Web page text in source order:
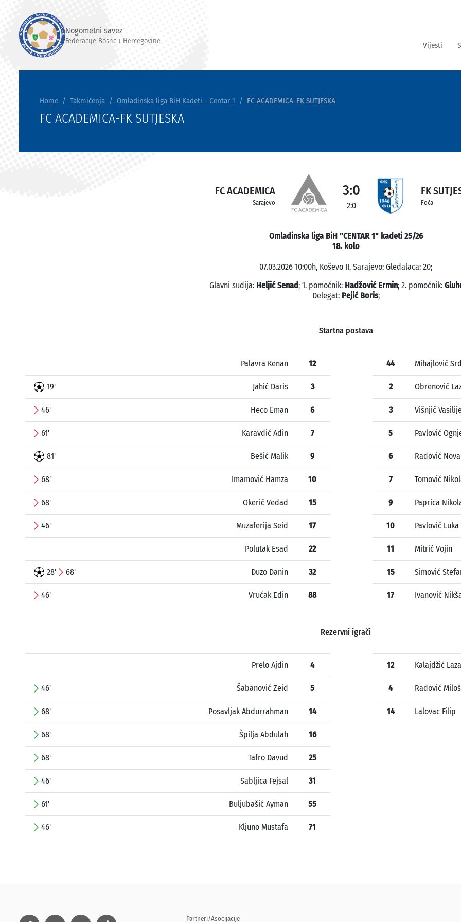
Nogometni savez
Federacije Bosne i Hercegovine Vijesti
Home Takmičenja Omladinska liga BiH Kadeti - Centar 1 FC ACADEMICA-FK SUTJESKA
FC ACADEMICA-FK SUTJESKA
FC ACADEMICA
Sarajevo
3:0
2:0
FK
Foča
Omladinska liga BiH "CENTAR 1" kadeti 25/26
18. kolo
07.03.2026 10:00h, Koševo II, Sarajevo; Gledalaca: 20;
Glavni sudija: Heljić Senad; 1. pomoćnik: Hadžović Ermin; 2. pomoćnik:
Delegat: Pejić Boris;
Startna postava
Palavra Kenan 12
19' Jahić Daris 3
46' Heco Eman 6
61' Karavdić Adin 7
81' Bešić Malik 9
68' Imamović Hamza 10
68' Okerić Vedad 15
46' Muzaferija Seid 17
Polutak Esad 22
28' 68' Đuzo Danin 32
46' Vrućak Edin 88
44 Mihajlović
2 Obrenović
3 Višnjić
5 Pavlović
6 Radović
7 Tomović
9 Paprica
10 Pavlović Luka
11 Mitrić Vojin
15 Simović
17 Ivanović
Rezervni igrači
Prelo Ajdin 4
46' Šabanović Zeid 5
68' Posavljak Abdurrahman 14
68' Špilja Abdulah 16
68' Tafro Davud 25
46' Sabljica Fejsal 31
61' Buljubašić Ayman 55
46' Kljuno Mustafa 71
12 Kalajdžić
4 Radović Miloš
14 Lalovac Filip
Partneri/Asocijacije